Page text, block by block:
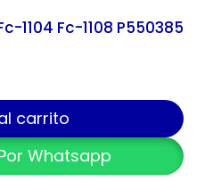
1104 Fc-1108 P550385
carrito
Whatsapp